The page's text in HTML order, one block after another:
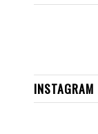
INSTAGRAM